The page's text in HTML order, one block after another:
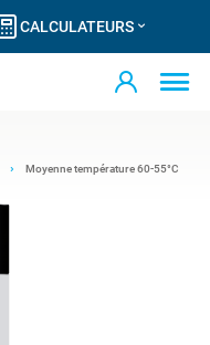
CALCULATEURS
Moyenne température 60-55°C